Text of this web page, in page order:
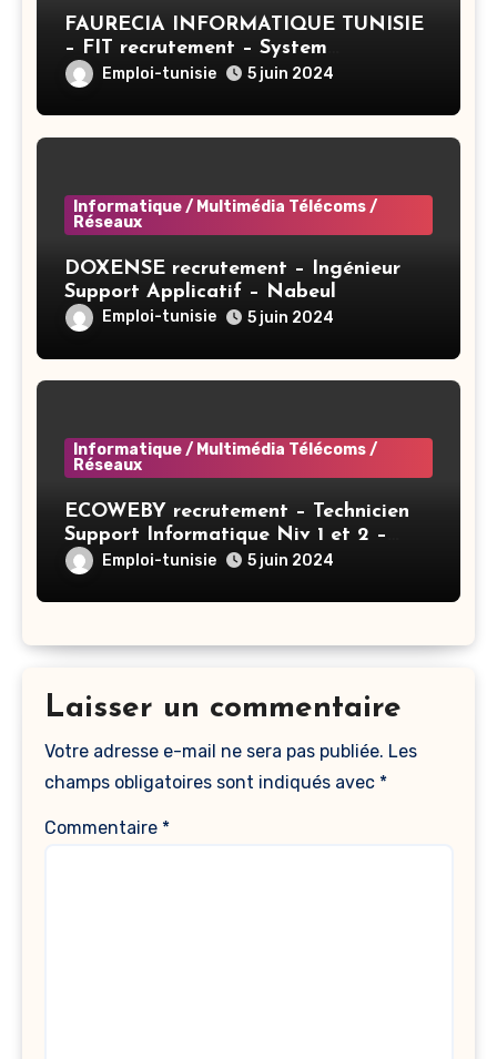
FAURECIA INFORMATIQUE TUNISIE
– FIT recrutement – System
Administrator BAC+3 (CIVP) – Tunis
Emploi-tunisie 5 juin 2024
Informatique / Multimédia Télécoms /
Réseaux
DOXENSE recrutement – Ingénieur
Support Applicatif – Nabeul
Emploi-tunisie 5 juin 2024
Informatique / Multimédia Télécoms /
Réseaux
ECOWEBY recrutement – Technicien
Support Informatique Niv 1 et 2 –
TunisEmploi-tunisie 5 juin 2024
Laisser un commentaire
Votre adresse e-mail ne sera pas publiée. Les
champs obligatoires sont indiqués avec *
Commentaire *